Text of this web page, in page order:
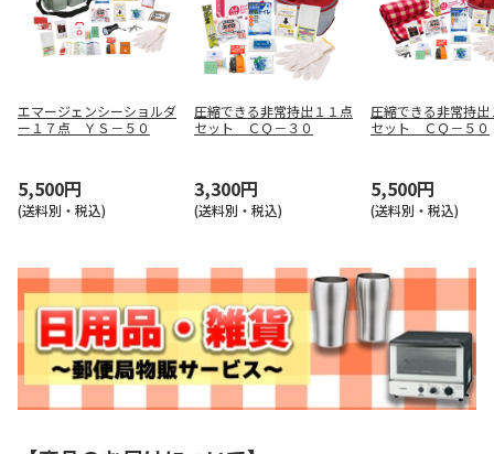
エマージェンシーショルダ
ー１７点 ＹＳ－５０
5,500円
(送料別・税込)
圧縮できる非常持出１１点
セット ＣＱ－３０
3,300円
(送料別・税込)
圧縮できる非常持出
セット ＣＱ－５０
5,500円
(送料別・税込)